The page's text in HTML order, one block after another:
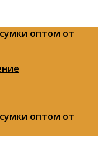
оптом от
оптом от